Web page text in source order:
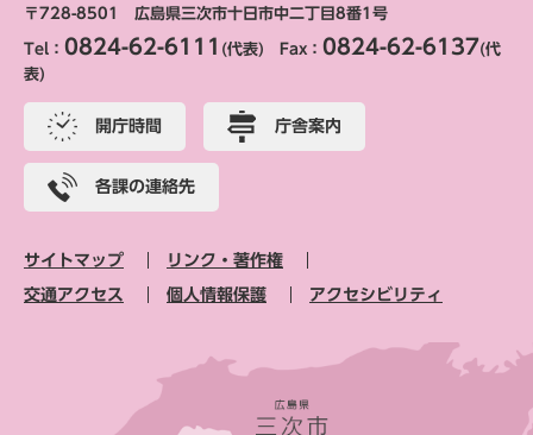
〒728-8501 広島県三次市十日市中二丁目8番1号
Tel： 0824-62-6111 (代表) Fax： 0824-62-6137(代
表)
開庁時間 庁舎案内
各課の連絡先
サイトマップ リンク・著作権
交通アクセス 個人情報保護 アクセシビリティ